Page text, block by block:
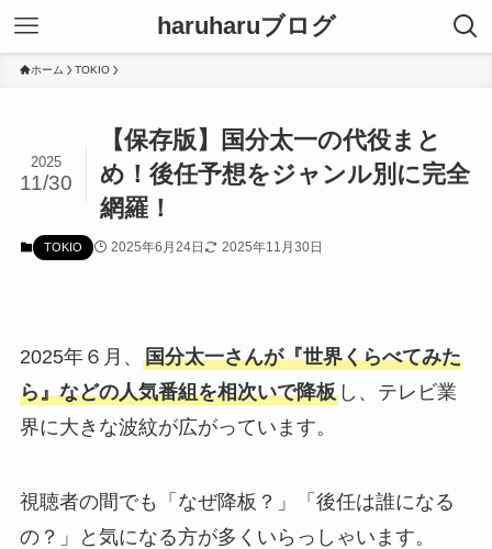
haruharuブログ
ホーム TOKIO
【保存版】国分太一の代役まと
め！後任予想をジャンル別に完全
網羅！
2025
11/30
TOKIO 2025年6月24日 2025年11月30日
2025年６月、 国分太一さんが『世界くらべてみた
ら』などの人気番組を相次いで降板し、テレビ業
界に大きな波紋が広がっています。
視聴者の間でも「なぜ降板？」「後任は誰になる
の？」と気になる方が多くいらっしゃいます。